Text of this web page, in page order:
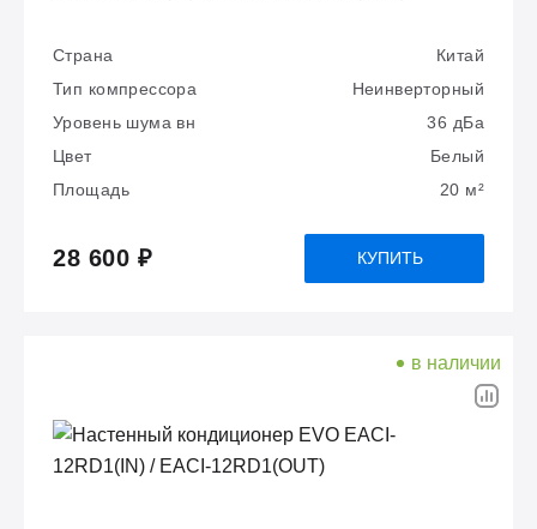
Страна
Китай
Тип компрессора
Неинверторный
Уровень шума вн
36 дБа
Цвет
Белый
Площадь
20 м²
28 600 ₽ КУПИТЬ
в наличии